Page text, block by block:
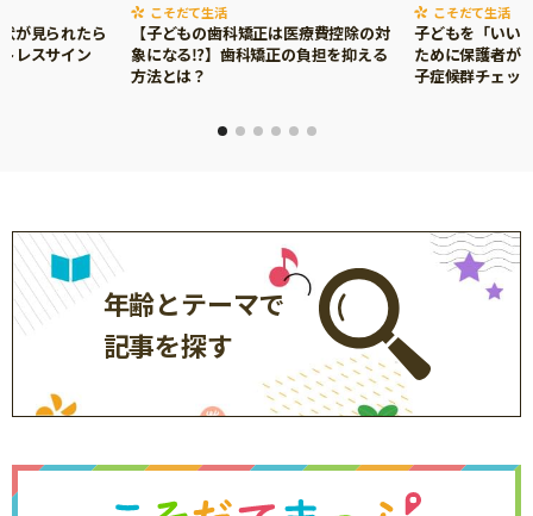
が見られたら
レスサイン
こそだて生活
【子どもの歯科矯正は医療費控除の対
象になる⁉】歯科矯正の負担を抑える
方法とは？
こそだて生活
子どもを「いい
ために保護者が
子症候群チェッ
年齢とテーマで
記事を探す